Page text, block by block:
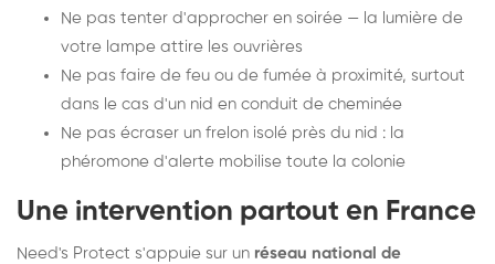
Ne pas tenter d'approcher en soirée — la lumière de
votre lampe attire les ouvrières
Ne pas faire de feu ou de fumée à proximité, surtout
dans le cas d'un nid en conduit de cheminée
Ne pas écraser un frelon isolé près du nid : la
phéromone d'alerte mobilise toute la colonie
Une intervention partout en France
Need's Protect s'appuie sur un réseau national de